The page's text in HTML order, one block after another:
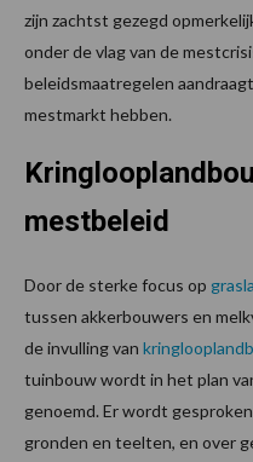
zijn zachtst gezegd
onder de vlag van de
beleidsmaatregelen
mestmarkt hebben.
mestbeleid
Door de sterke focus op
tussen akkerbouwers en
de invulling van
tuinbouw wordt in het plan
genoemd. Er wordt
gronden en teelten, en over